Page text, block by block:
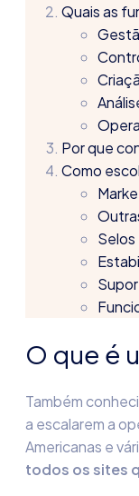
Quais as
Por que
Como
O que é
Também
a escalarem a
Americanas e
todos os sites